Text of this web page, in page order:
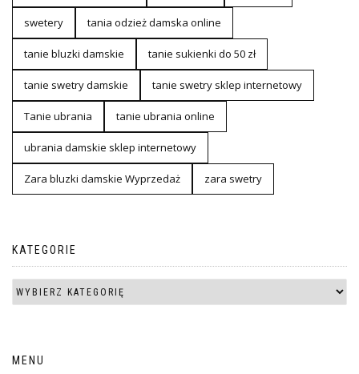
swetery tania odzież damska online
tanie bluzki damskie tanie sukienki do 50 zł
tanie swetry damskie tanie swetry sklep internetowy
Tanie ubrania tanie ubrania online
ubrania damskie sklep internetowy
Zara bluzki damskie Wyprzedaż zara swetry
KATEGORIE
MENU